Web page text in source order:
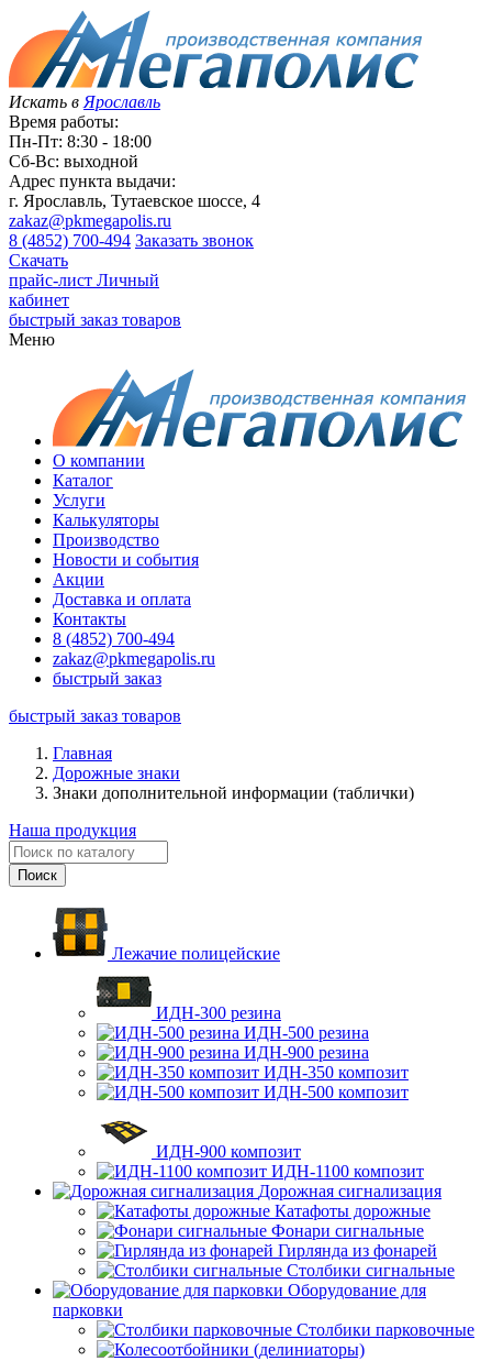
Искать в Ярославль
Время работы:
Пн-Пт: 8:30 - 18:00
Сб-Вс: выходной
Адрес пункта выдачи:
г. Ярославль, Тутаевское шоссе, 4
zakaz@pkmegapolis.ru
8 (4852) 700-494 Заказать звонок
Скачать
прайс-лист Личный
кабинет
быстрый заказ товаров
Меню
О компании
Каталог
Услуги
Калькуляторы
Производство
Новости и события
Акции
Доставка и оплата
Контакты
8 (4852) 700-494
zakaz@pkmegapolis.ru
быстрый заказ
быстрый заказ товаров
Главная
Дорожные знаки
Знаки дополнительной информации (таблички)
Наша продукция
Лежачие полицейские
ИДН-300 резина
ИДН-500 резина
ИДН-900 резина
ИДН-350 композит
ИДН-500 композит
ИДН-900 композит
ИДН-1100 композит
Дорожная сигнализация
Катафоты дорожные
Фонари сигнальные
Гирлянда из фонарей
Столбики сигнальные
Оборудование для
парковки
Столбики парковочные